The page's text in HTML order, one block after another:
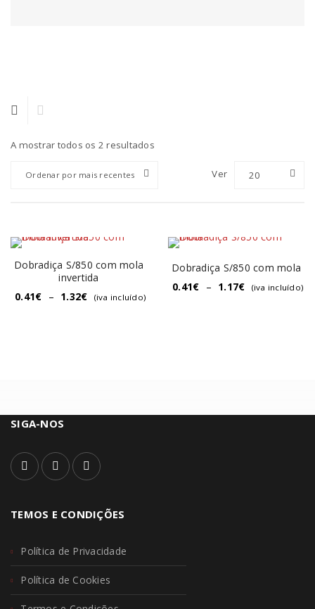
A mostrar todos os 2 resultados
Ordenar por mais recentes Ver 20
Dobradiça S/850 com mola
invertida
0.41€ – 1.32€ (iva incluído)
Dobradiça S/850 com mola
0.41€ – 1.17€ (iva incluído)
SIGA-NOS
TEMOS E CONDIÇÕES
Política de Privacidade
Política de Cookies